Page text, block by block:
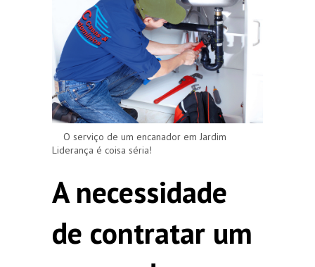
O serviço de um encanador em Jardim
Liderança é coisa séria!
A necessidade
de contratar um